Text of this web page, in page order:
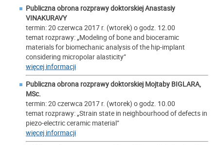
Publiczna obrona rozprawy doktorskiej Anastasiy
VINAKURAVY
termin: 20 czerwca 2017 r. (wtorek) o godz. 12.00
temat rozprawy: „Modeling of bone and bioceramic
materials for biomechanic analysis of the hip-implant
considering micropolar alasticity”
więcej informacji
Publiczna obrona rozprawy doktorskiej Mojtaby BIGLARA,
MSc.
termin: 20 czerwca 2017 r. (wtorek) o godz. 10.00
temat rozprawy: „Strain state in neighbourhood of defects in
piezo-electric ceramic material”
więcej informacji